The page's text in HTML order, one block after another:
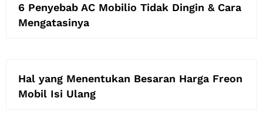
6 Penyebab AC Mobilio Tidak Dingin & Cara
Mengatasinya
Hal yang Menentukan Besaran Harga Freon
Mobil Isi Ulang